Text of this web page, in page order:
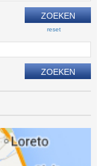
reset